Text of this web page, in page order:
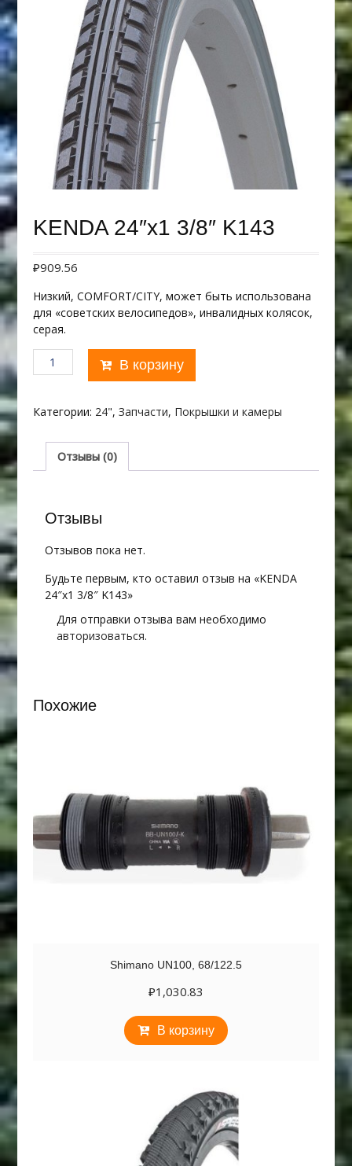
KENDA 24″х1 3/8″ K143
₽909.56
Низкий, COMFORT/CITY, может быть использована
для «советских велосипедов», инвалидных колясок,
серая.
Количество
товара
24"х1
K143
В корзину
Категории: 24", Запчасти, Покрышки и камеры
Отзывы (0)
Отзывы
Отзывов пока нет.
Будьте первым, кто оставил отзыв на «KENDA
24″х1 3/8″ K143»
Для отправки отзыва вам необходимо
авторизоваться.
Похожие
Shimano UN100, 68/122.5
₽1,030.83
В корзину